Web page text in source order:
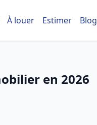
À louer Estimer Blog
en 2026